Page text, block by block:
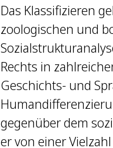
Das Klassifizieren
zoologischen und
Rechts in
Geschichts- und
gegenüber dem
er von einer